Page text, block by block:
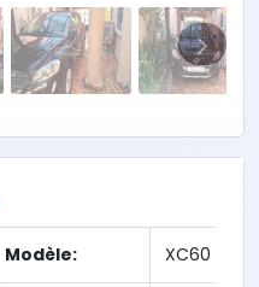
Modèle: XC60